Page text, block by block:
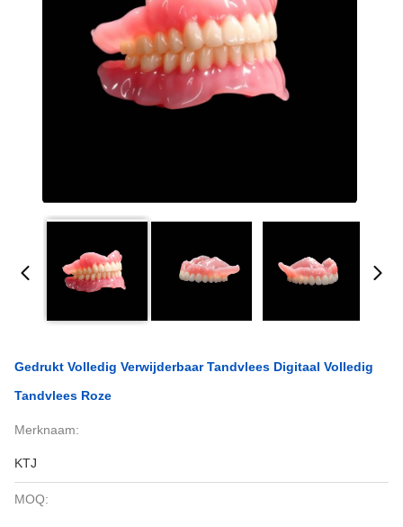
Gedrukt Volledig Verwijderbaar Tandvlees Digitaal Volledig
Tandvlees Roze
Merknaam:
KTJ
MOQ: